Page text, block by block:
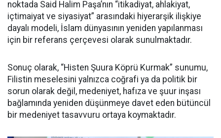
noktada Said Halim Paşa’nın “itikadiyat, ahlakiyat,
içtimaiyat ve siyasiyat” arasındaki hiyerarşik ilişkiye
dayalı modeli, İslam dünyasının yeniden yapılanması
için bir referans çerçevesi olarak sunulmaktadır.
Sonuç olarak, “Histen Şuura Köprü Kurmak” sunumu,
Filistin meselesini yalnızca coğrafi ya da politik bir
sorun olarak değil, medeniyet, hafıza ve şuur inşası
bağlamında yeniden düşünmeye davet eden bütüncül
bir medeniyet tasavvuru ortaya koymaktadır.